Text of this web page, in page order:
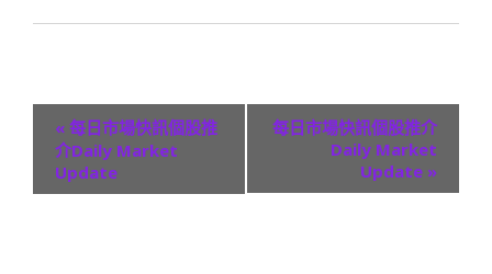
« 每日市場快訊個股推
介Daily Market
Update
每日市場快訊個股推介
Daily Market
Update »